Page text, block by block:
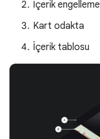
İçerik engelleme
Kart odakta
İçerik tablosu